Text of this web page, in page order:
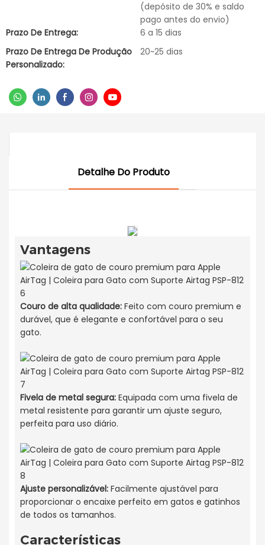
(depósito de 30% e saldo
pago antes do envio)
Prazo De Entrega:
6 a 15 dias
Prazo De Entrega De Produção
Personalizado:
20~25 dias
Detalhe Do Produto
Vantagens
Couro de alta qualidade:Feito com couro premium e
durável, que é elegante e confortável para o seu
gato.
Fivela de metal segura:Equipada com uma fivela de
metal resistente para garantir um ajuste seguro,
perfeita para uso diário.
Ajuste personalizável:Facilmente ajustável para
proporcionar o encaixe perfeito em gatos e gatinhos
de todos os tamanhos.
Características